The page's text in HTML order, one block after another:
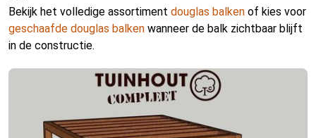
Bekijk het volledige assortiment douglas balken of kies voor
geschaafde douglas balken wanneer de balk zichtbaar blijft
in de constructie.